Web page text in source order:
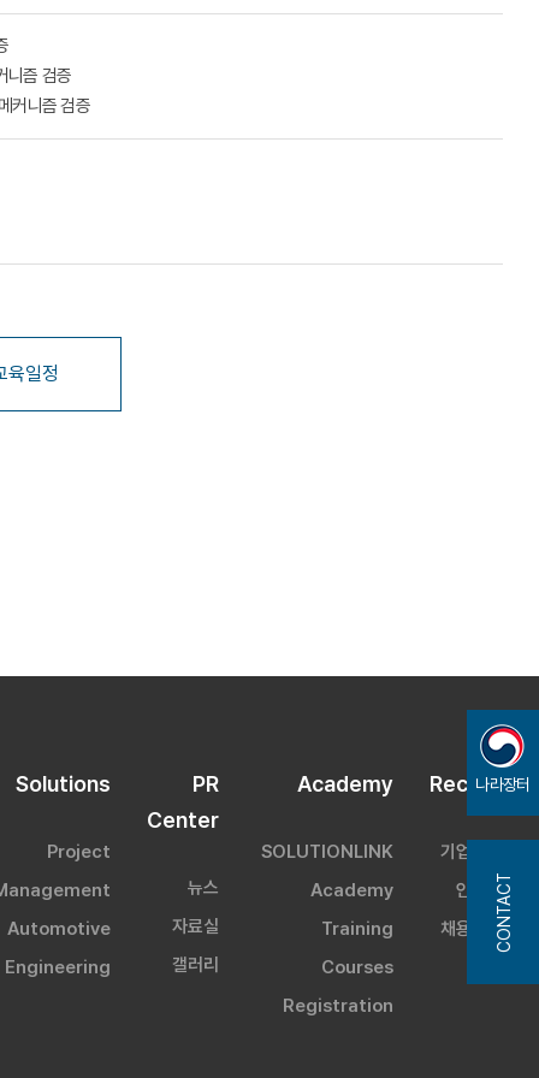
니즘 검증
커니즘 검증
육일정
Solutions
Project
Automotive
Engineering
PR
Center
뉴스
자료실
갤러리
Academy
SOLUTIONLINK
Academy
Training
Courses
Registration
Recruit
기업문화
인재상
채용정보
나라장터
CONTACT